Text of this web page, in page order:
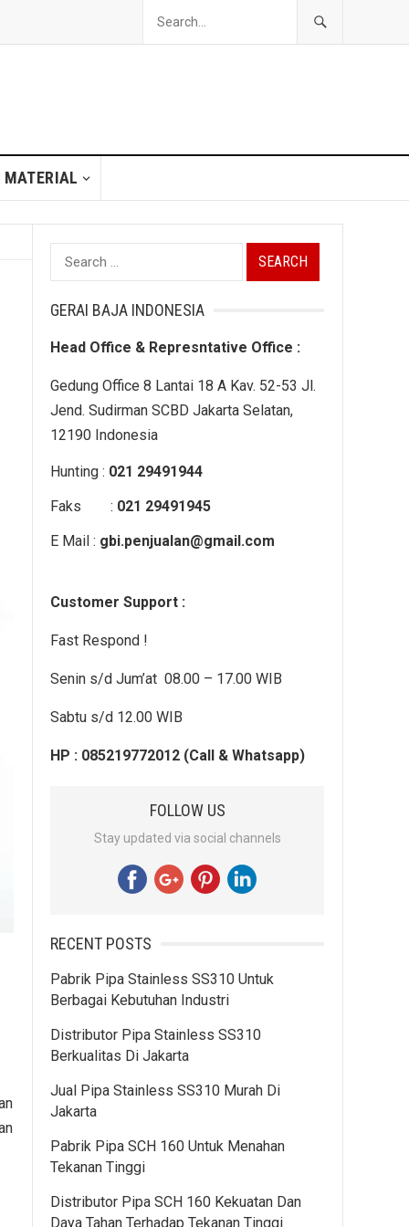
MATERIAL
Search
for:
GERAI BAJA INDONESIA
Head Office & Represntative Office :
Gedung Office 8 Lantai 18 A Kav. 52-53 Jl.
Jend. Sudirman SCBD Jakarta Selatan,
12190 Indonesia
Hunting : 021 29491944
Faks : 021 29491945
E Mail : gbi.penjualan@gmail.com
Customer Support :
Fast Respond !
Senin s/d Jum’at 08.00 – 17.00 WIB
Sabtu s/d 12.00 WIB
HP : 085219772012 (Call & Whatsapp)
FOLLOW US
Stay updated via social channels
RECENT POSTS
Pabrik Pipa Stainless SS310 Untuk
Berbagai Kebutuhan Industri
Distributor Pipa Stainless SS310
Berkualitas Di Jakarta
Jual Pipa Stainless SS310 Murah Di
Jakarta
Pabrik Pipa SCH 160 Untuk Menahan
Tekanan Tinggi
Distributor Pipa SCH 160 Kekuatan Dan
Daya Tahan Terhadap Tekanan Tinggi